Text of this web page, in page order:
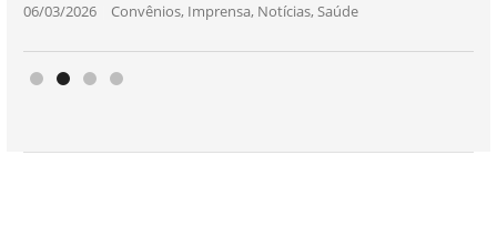
06/03/2026| Convênios, Imprensa, Notícias,Saúde
25/11/2025| Convênios, Imprensa, Notícias,Saúde